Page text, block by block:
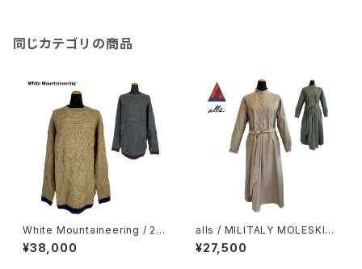
同じカテゴリの商品
White Mountaineering / 2-
Tone Crew Neck Knit
¥38,000
alls / MILITALY MOLESKIN
DRESS
¥27,500